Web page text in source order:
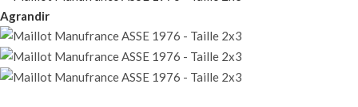
Agrandir